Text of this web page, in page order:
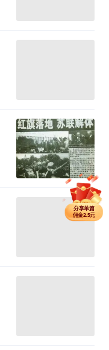
分享单篇
佣金2.5元
分享购买VIP
佣金14元